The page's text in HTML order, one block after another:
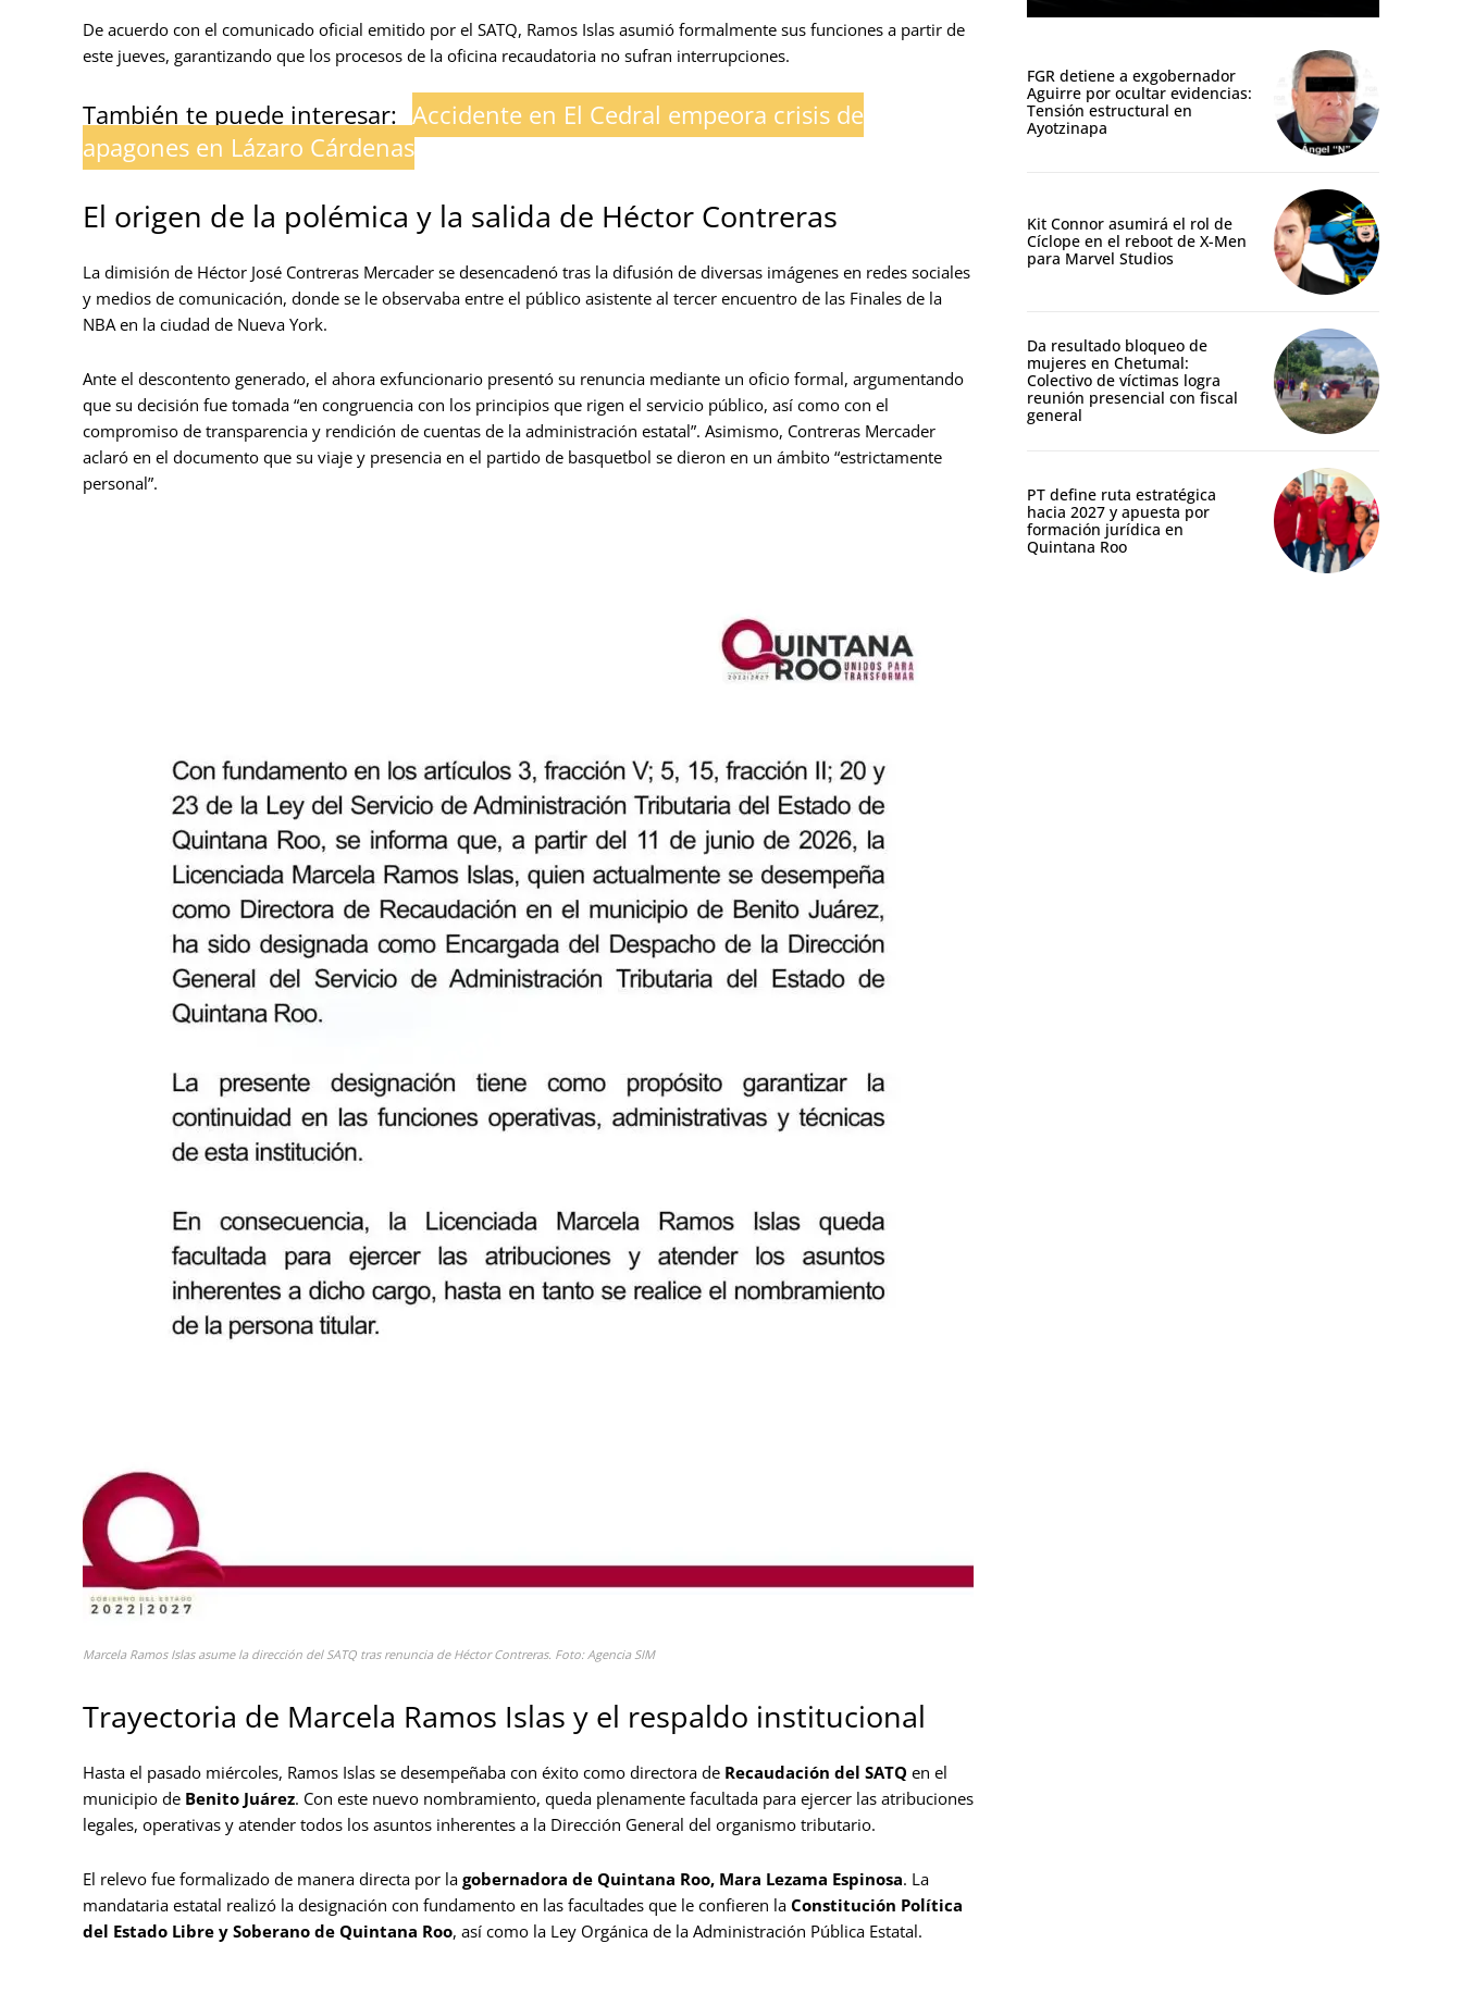
De acuerdo con el comunicado oficial emitido por el SATQ, Ramos Islas asumió formalmente sus funciones a partir de
este jueves, garantizando que los procesos de la oficina recaudatoria no sufran interrupciones.
También te puede interesar: Accidente en El Cedral empeora crisis de
apagones en Lázaro Cárdenas
El origen de la polémica y la salida de Héctor Contreras
La dimisión de Héctor José Contreras Mercader se desencadenó tras la difusión de diversas imágenes en redes sociales
y medios de comunicación, donde se le observaba entre el público asistente al tercer encuentro de las Finales de la
NBA en la ciudad de Nueva York.
Ante el descontento generado, el ahora exfuncionario presentó su renuncia mediante un oficio formal, argumentando
que su decisión fue tomada “en congruencia con los principios que rigen el servicio público, así como con el
compromiso de transparencia y rendición de cuentas de la administración estatal”. Asimismo, Contreras Mercader
aclaró en el documento que su viaje y presencia en el partido de basquetbol se dieron en un ámbito “estrictamente
personal”.
Marcela Ramos Islas asume la dirección del SATQ tras renuncia de Héctor Contreras. Foto: Agencia SIM
Trayectoria de Marcela Ramos Islas y el respaldo institucional
Hasta el pasado miércoles, Ramos Islas se desempeñaba con éxito como directora de Recaudación del SATQ en el
municipio de Benito Juárez. Con este nuevo nombramiento, queda plenamente facultada para ejercer las atribuciones
legales, operativas y atender todos los asuntos inherentes a la Dirección General del organismo tributario.
El relevo fue formalizado de manera directa por la gobernadora de Quintana Roo, Mara Lezama Espinosa. La
mandataria estatal realizó la designación con fundamento en las facultades que le confieren la Constitución Política
del Estado Libre y Soberano de Quintana Roo, así como la Ley Orgánica de la Administración Pública Estatal.
FGR detiene a exgobernador
Aguirre por ocultar evidencias:
Tensión estructural en
Ayotzinapa
Kit Connor asumirá el rol de
Cíclope en el reboot de X-Men
para Marvel Studios
Da resultado bloqueo de
mujeres en Chetumal:
Colectivo de víctimas logra
reunión presencial con fiscal
general
PT define ruta estratégica
hacia 2027 y apuesta por
formación jurídica en
Quintana Roo